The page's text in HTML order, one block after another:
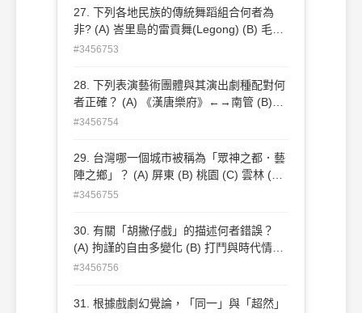
高登(David Gordon) (B) 翠莎‧布朗
(Trisha Brown) (C) 艾文‧尼可萊(Alwin
27. 下列各地民族的傳統舞蹈組合何者為
非? (A) 峇里島的雷貢舞(Legong) (B) 毛利
人的戰舞(Haka Dance) (C) 印度的卡達舞
#3456753
28. 下列表演藝術團體與其演出劇種配對何
者正確？ (A) 《漢唐樂府》←→南管 (B)
《山宛然劇團》←→皮影戲 (C) 《一心戲劇
#3456754
29. 台灣哪一個城市被稱為「眾神之都．藝
陣之鄉」？ (A) 屏東 (B) 桃園 (C) 雲林 (D)
台南
#3456755
30. 有關「胡撇仔戲」的描述何者錯誤？
(A) 拘謹的自由多變化 (B) 打鬥與時代情節
配套 (C) 多於白天演出 (D) 有時會穿傳統戲
#3456756
31. 根據戲劇幻覺論，「同一」與「超然」